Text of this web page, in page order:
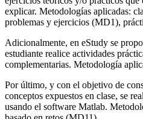
explicar. Metodologías aplicadas:
problemas y ejercicios (MD1),
Adicionalmente, en eStudy se
estudiante realice actividades
complementarias. Metodología
Por último, y con el objetivo de
conceptos expuestos en clase, se
usando el software Matlab.